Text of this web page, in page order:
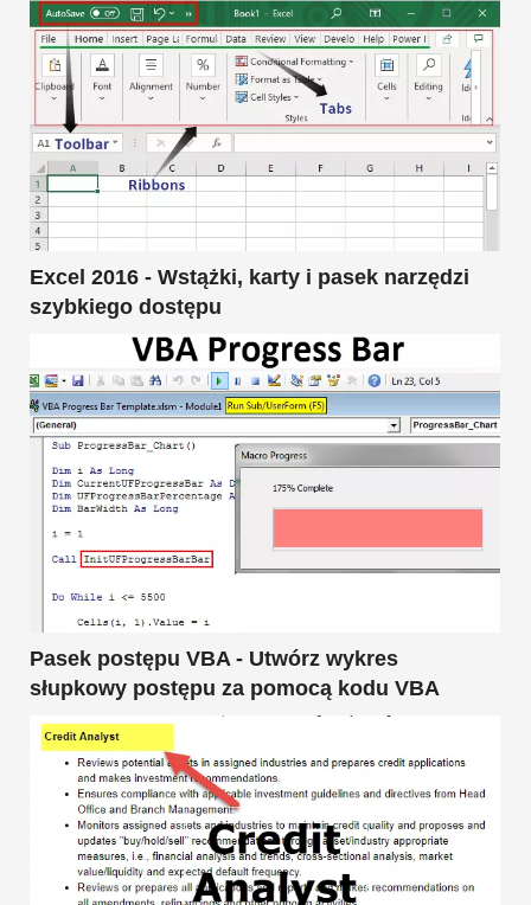
Excel 2016 - Wstążki, karty i pasek narzędzi
szybkiego dostępu
Pasek postępu VBA - Utwórz wykres
słupkowy postępu za pomocą kodu VBA